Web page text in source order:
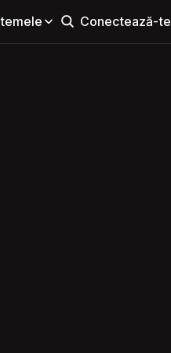
Conectează-te